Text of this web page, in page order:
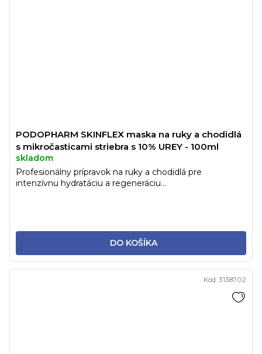
PODOPHARM SKINFLEX maska na ruky a chodidlá
s mikročasticami striebra s 10% UREY - 100ml
skladom
DO KOŠÍKA
Profesionálny prípravok na ruky a chodidlá pre
intenzívnu hydratáciu a regeneráciu...
Kód: 3138702